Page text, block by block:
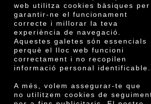
web utilitza cookies bàsiques per
garantir-ne el funcionament
correcte i millorar la teva
experiència de navegació.
Aquestes galetes són essencials
perquè el lloc web funcioni
correctament i no recopilen
informació personal identificable.
A més, volem assegurar-te que
no utilitzem cookies de
"La
està
segons